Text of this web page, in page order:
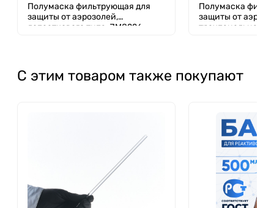
Полумаска фильтрующая для
защиты от аэрозолей,
лепесткового типа, JM8226
Полумаска
защиты от
трехпанельная
С этим товаром также покупают